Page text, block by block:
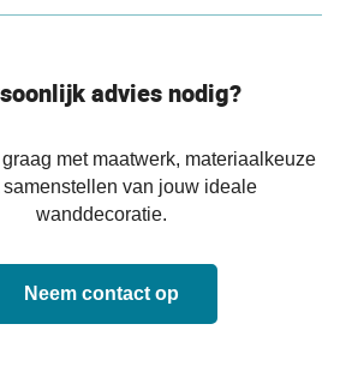
advies nodig?
met maatwerk, materiaalkeuze
samenstellen van jouw ideale
wanddecoratie.
Neem contact op